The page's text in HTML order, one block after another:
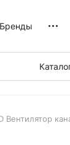
Бренды
Вентилятор